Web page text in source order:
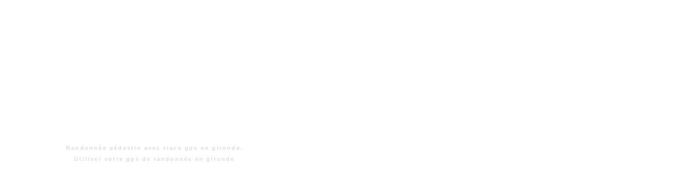
Randonnée pédestre avec trace gps en gironde.
Utiliser votre gps de randonnée en gironde